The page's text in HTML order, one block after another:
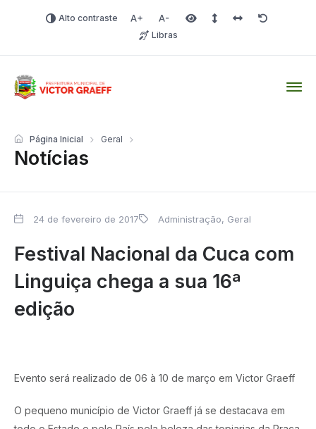
Alto contraste Aumentar fonte
Diminuir fonteÁrea selecionada
Espaçamento de linha
Espaço dos
Redefinir
Libras
Notícias
Página Inicial Geral
24 de fevereiro de 2017 Administração, Geral
Festival Nacional da Cuca com
Linguiça chega a sua 16ª
edição
Evento será realizado de 06 à 10 de março em Victor Graeff
O pequeno município de Victor Graeff já se destacava em